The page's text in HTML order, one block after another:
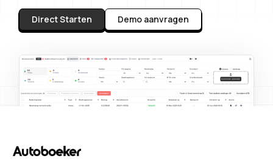
Direct Starten Demo aanvragen